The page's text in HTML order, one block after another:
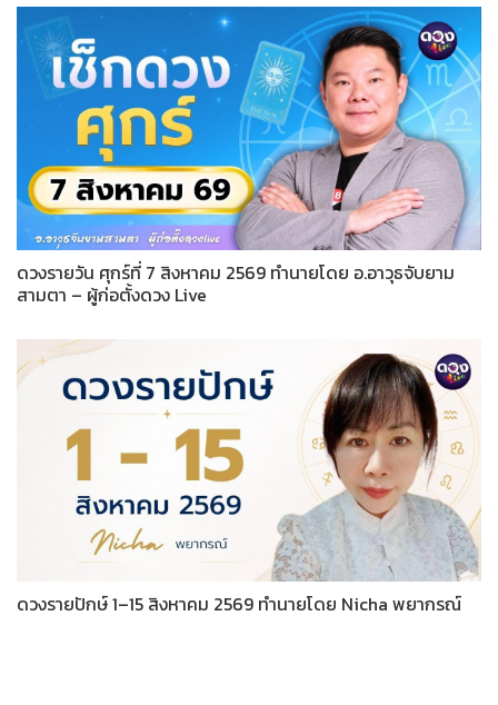
ดวงรายวัน ศุกร์ที่ 7 สิงหาคม 2569 ทำนายโดย อ.อาวุธจับยาม
สามตา – ผู้ก่อตั้งดวง Live
ดวงรายปักษ์ 1–15 สิงหาคม 2569 ทำนายโดย Nicha พยากรณ์